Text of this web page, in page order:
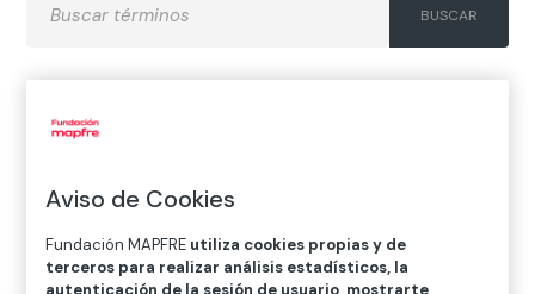
A
V
W X Y Z
Aviso de Cookies
Fundación MAPFRE utiliza cookies propias y de
terceros para realizar análisis estadísticos, la
autenticación de la sesión de usuario, mostrarte